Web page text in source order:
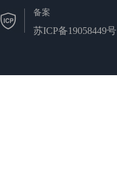
备案
苏ICP备19058449号